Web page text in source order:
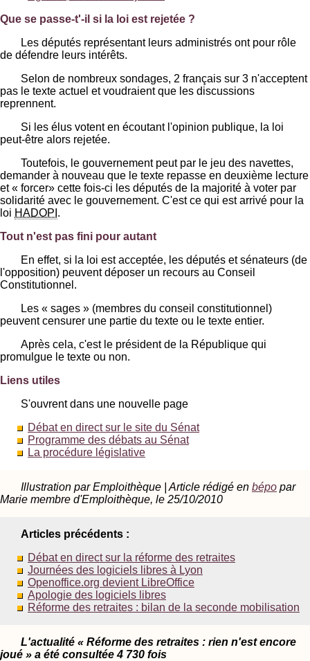
Que se passe-t'-il si la loi est rejetée ?
Les députés représentant leurs administrés ont pour rôle
de défendre leurs intérêts.
Selon de nombreux sondages, 2 français sur 3 n'acceptent
pas le texte actuel et voudraient que les discussions
reprennent.
Si les élus votent en écoutant l'opinion publique, la loi
peut-être alors rejetée.
Toutefois, le gouvernement peut par le jeu des navettes,
demander à nouveau que le texte repasse en deuxième lecture
et « forcer» cette fois-ci les députés de la majorité à voter par
solidarité avec le gouvernement. C'est ce qui est arrivé pour la
loi HADOPI .
Tout n'est pas fini pour autant
En effet, si la loi est acceptée, les députés et sénateurs (de
l'opposition) peuvent déposer un recours au Conseil
Constitutionnel.
Les « sages » (membres du conseil constitutionnel)
peuvent censurer une partie du texte ou le texte entier.
Après cela, c'est le président de la République qui
promulgue le texte ou non.
Liens utiles
S'ouvrent dans une nouvelle page
Débat en direct sur le site du Sénat
Programme des débats au Sénat
La procédure législative
Illustration par Emploithèque | Article rédigé en bépo par
Marie membre d'Emploithèque, le 25/10/2010
Articles précédents :
Débat en direct sur la réforme des retraites
Journées des logiciels libres à Lyon
Openoffice.org devient LibreOffice
Apologie des logiciels libres
Réforme des retraites : bilan de la seconde mobilisation
L'actualité « Réforme des retraites : rien n'est encore
joué » a été consultée 4 730 fois